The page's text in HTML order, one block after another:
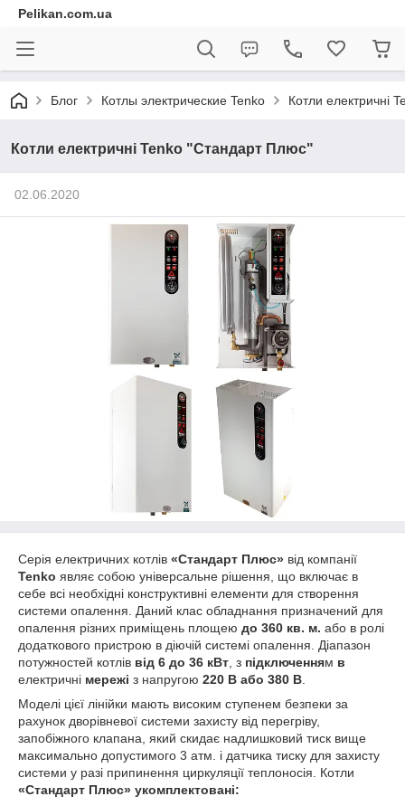
Pelikan.com.ua
Блог Котлы электрические Tenko Котли електричні
Котли електричні Tenko "Стандарт Плюс"
02.06.2020
Серія електричних котлів «Стандарт Плюс» від компанії
Tenko являє собою універсальне рішення, що включає в
себе всі необхідні конструктивні елементи для створення
системи опалення. Даний клас обладнання призначений для
опалення різних приміщень площею до 360 кв. м. або в ролі
додаткового пристрою в діючій системі опалення. Діапазон
потужностей котлів від 6 до 36 кВт , з підключенням в
електричні мережі з напругою 220 В або 380 В
Моделі цієї лінійки мають високим ступенем безпеки за
рахунок дворівневої системи захисту від перегріву,
запобіжного клапана, який скидає надлишковий тиск вище
максимально допустимого 3 атм. і датчика тиску для захисту
системи у разі припинення циркуляції теплоносія. Котли
«Стандарт Плюс» укомплектовані: